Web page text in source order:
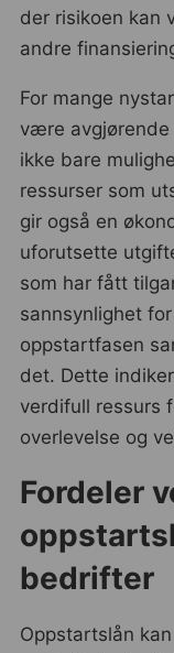
der risikoen kan
andre
For mange
være avgjørende
ikke bare
ressurser som
gir også en
uforutsette
som har fått
sannsynlighet
oppstartfasen
det. Dette
verdifull ressurs
overlevelse og
Fordeler
bedrifter
Oppstartslån